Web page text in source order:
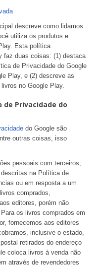
descreve como lidamos
utiliza os produtos e
Esta política
faz duas coisas: (1) destaca
de Privacidade do Google
Play, e (2) descreve as
no Google Play.
de Privacidade do
do Google são
outras coisas, isso
pessoais com terceiros,
na Política de
ou em resposta a um
comprados,
editores, porém não
os livros comprados em
fornecemos aos editores
inclusive o estado,
retirados do endereço
coloca livros à venda não
através de revendedores